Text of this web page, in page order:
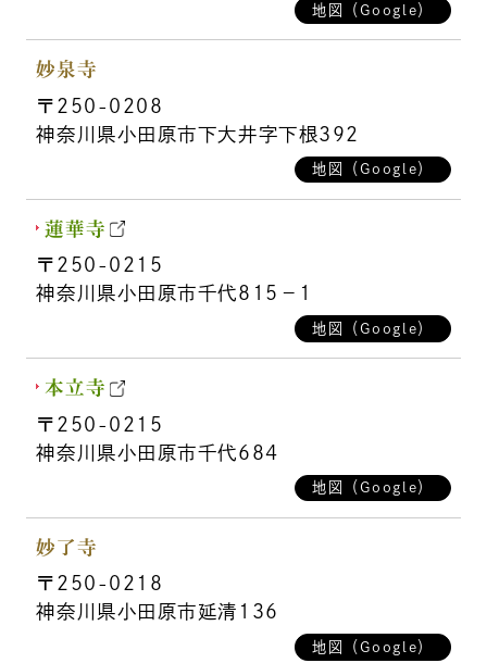
地図（Google）
妙泉寺
〒250-0208
神奈川県小田原市下大井字下根392
地図（Google）
蓮華寺
〒250-0215
神奈川県小田原市千代815－1
地図（Google）
本立寺
〒250-0215
神奈川県小田原市千代684
地図（Google）
妙了寺
〒250-0218
神奈川県小田原市延清136
地図（Google）